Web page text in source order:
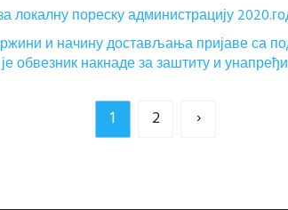
локалну пореску администрацију
и начину достављања пријаве са
обвезник накнаде за заштиту и
1 2 ›